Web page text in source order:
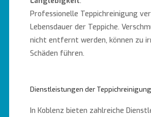
Professionelle Teppichreinigung
Lebensdauer der Teppiche.
nicht entfernt werden, können zu
Schäden führen.
Dienstleistungen der
In Koblenz bieten zahlreiche